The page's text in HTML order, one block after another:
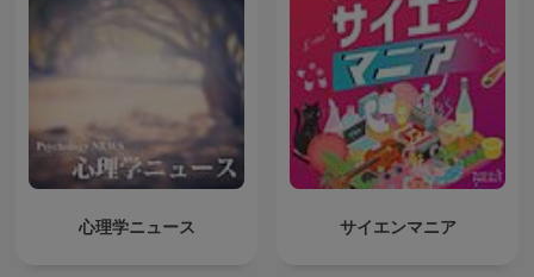
心理学ニュース サイエンマニア